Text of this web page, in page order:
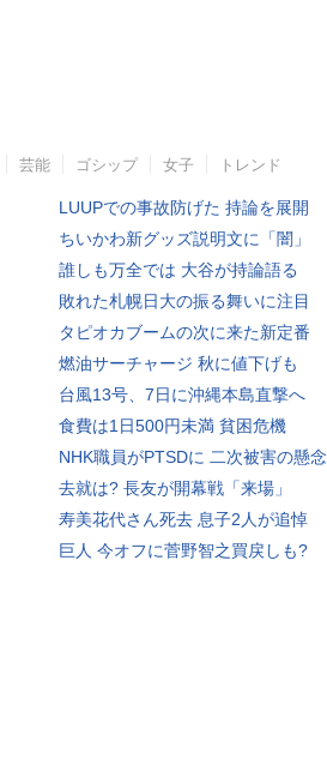
芸能 ゴシップ 女子 トレンド
LUUPでの事故防げた 持論を展開
ちいかわ新グッズ説明文に「闇」
誰しも万全では 大谷が持論語る
敗れた札幌日大の振る舞いに注目
タピオカブームの次に来た新定番
燃油サーチャージ 秋に値下げも
台風13号、7日に沖縄本島直撃へ
食費は1日500円未満 貧困危機
NHK職員がPTSDに 二次被害の懸念
去就は? 長友が開幕戦「来場」
寿美花代さん死去 息子2人が追悼
巨人 今オフに菅野智之買戻しも?